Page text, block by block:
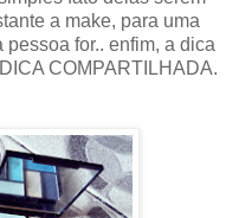
a make, para uma
for.. enfim, a dica
COMPARTILHADA.